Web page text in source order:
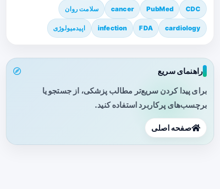
CDC
PubMed
cancer سلامت روان
cardiology
FDA
infection اپیدمیولوژی
راهنمای سریع
برای پیدا کردن سریع‌تر مطالب پزشکی، از جستجو یا
برچسب‌های پرکاربرد استفاده کنید.
صفحه اصلی